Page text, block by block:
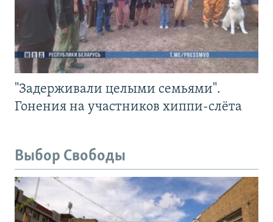
"Задерживали целыми семьями".
Гонения на участников хиппи-слёта
Выбор Свободы